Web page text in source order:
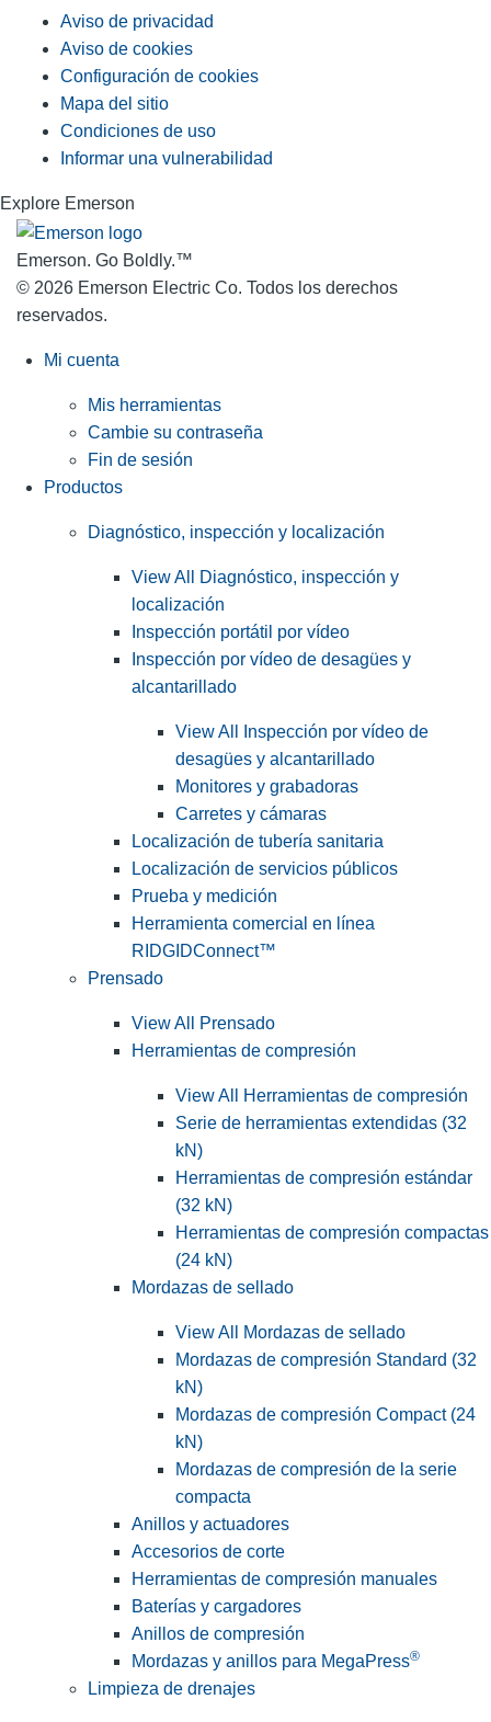
Aviso de privacidad
Aviso de cookies
Configuración de cookies
Mapa del sitio
Condiciones de uso
Informar una vulnerabilidad
Explore Emerson
Emerson. Go Boldly.™
© 2026 Emerson Electric Co. Todos los derechos
reservados.
Mi cuenta
Mis herramientas
Cambie su contraseña
Fin de sesión
Productos
Diagnóstico, inspección y localización
View All Diagnóstico, inspección y
localización
Inspección portátil por vídeo
Inspección por vídeo de desagües y
alcantarillado
View All Inspección por vídeo de
desagües y alcantarillado
Monitores y grabadoras
Carretes y cámaras
Localización de tubería sanitaria
Localización de servicios públicos
Prueba y medición
Herramienta comercial en línea
RIDGIDConnect™
Prensado
View All Prensado
Herramientas de compresión
View All Herramientas de compresión
Serie de herramientas extendidas (32
kN)
Herramientas de compresión estándar
(32 kN)
Herramientas de compresión compactas
(24 kN)
Mordazas de sellado
View All Mordazas de sellado
Mordazas de compresión Standard (32
kN)
Mordazas de compresión Compact (24
kN)
Mordazas de compresión de la serie
compacta
Anillos y actuadores
Accesorios de corte
Herramientas de compresión manuales
Baterías y cargadores
Anillos de compresión
Mordazas y anillos para MegaPress®
Limpieza de drenajes